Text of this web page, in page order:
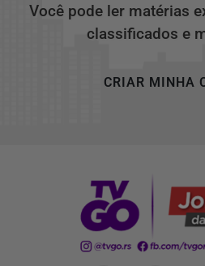
Você pode ler matérias
classificados e
CRIAR MINHA